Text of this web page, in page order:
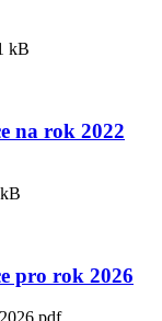
kB
na rok 2022
pro rok 2026